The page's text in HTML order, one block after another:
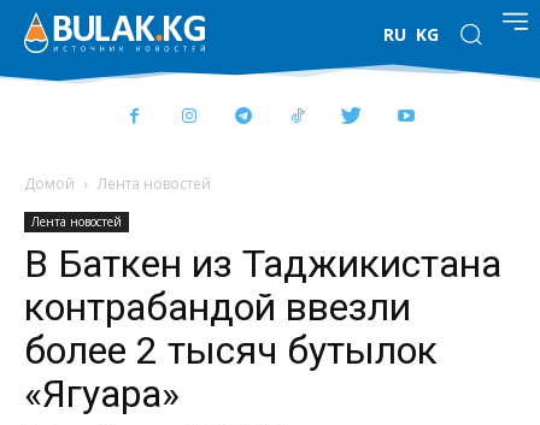
RU KG
Домой Лента новостей
Лента новостей
В Баткен из Таджикистана
контрабандой ввезли
более 2 тысяч бутылок
«Ягуара»